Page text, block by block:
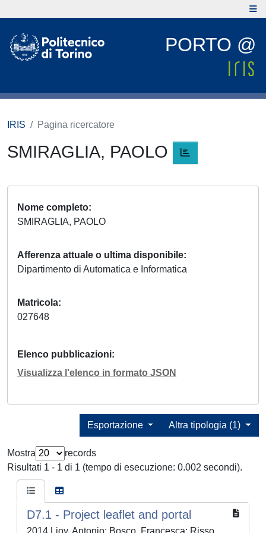
PORTO @
IRIS Pagina ricercatore
SMIRAGLIA, PAOLO
Nome completo
SMIRAGLIA, PAOLO
Afferenza attuale o ultima disponibile
Dipartimento di Automatica e Informatica
Matricola
027648
Elenco pubblicazioni
Visualizza l'elenco in formato JSON
Altra tipologia (1)
Esportazione
Mostra
records
Risultati 1 - 1 di 1 (tempo di esecuzione: 0.002 secondi).
D7.1 - Project leaflet and portal